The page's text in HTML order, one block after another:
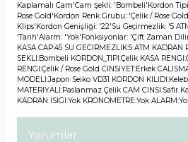
Kaplamalı Cam'Cam Şekli: 'Bombeli'Kordon
Rose Gold'Kordon Renk Grubu: 'Çelik / Rose
Klips'Kordon Genişliği: '22'Su Geçirmezlik: '5
'Tarih'Alarm: 'Yok'Fonksiyonlar: 'Çift Zaman
KASA CAP:45 SU GECIRMEZLIK:5 ATM KADRAN
SEKLI:Bombeli KORDON_TIPI:Çelik KASA
RENGI:Çelik / Rose Gold CINSIYET:Erkek
MODELI:Japon Seiko VD31 KORDON
MATERIYALI:Paslanmaz Çelik CAM CINSI:Safir
KADRAN ISIGI:Yok KRONOMETRE:Yok
Yorumlar